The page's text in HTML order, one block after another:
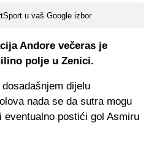
u vaš Google izbor
Andore večeras je
polje u Zenici.
dijelu
nada se da sutra mogu
eventualno postići gol Asmiru